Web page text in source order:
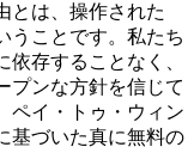
とは、操作された
うことです。私たち
存することなく、
プンな方針を信じて
ペイ・トゥ・ウィン
基づいた真に無料の